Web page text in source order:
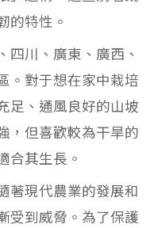
的特性。
四川、廣東、廣西、
。對于想在家中栽培
足、通風良好的山坡
，但喜歡較為干旱的
合其生長。
著現代農業的發展和
受到威脅。為了保護